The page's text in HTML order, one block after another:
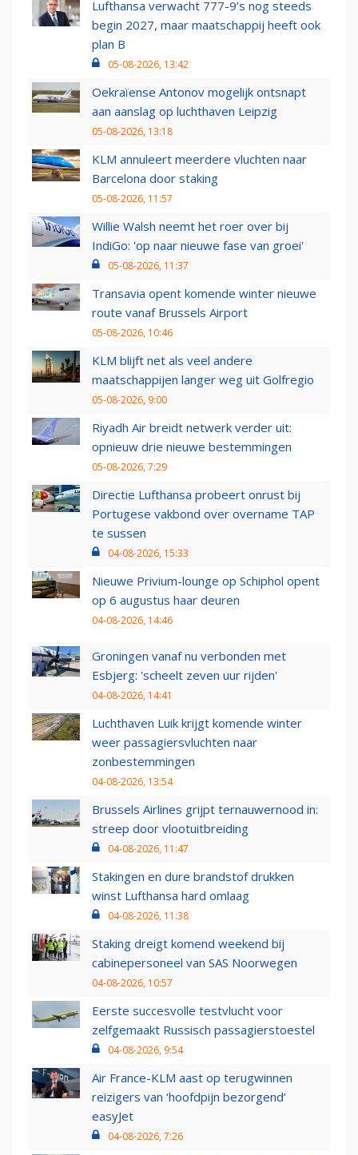
Lufthansa verwacht 777-9’s nog steeds
begin 2027, maar maatschappij heeft ook
plan B
05-08-2026, 13:42
Oekraïense Antonov mogelijk ontsnapt
aan aanslag op luchthaven Leipzig
05-08-2026, 13:18
KLM annuleert meerdere vluchten naar
Barcelona door staking
05-08-2026, 11:57
Willie Walsh neemt het roer over bij
IndiGo: 'op naar nieuwe fase van groei'
05-08-2026, 11:37
Transavia opent komende winter nieuwe
route vanaf Brussels Airport
05-08-2026, 10:46
KLM blijft net als veel andere
maatschappijen langer weg uit Golfregio
05-08-2026, 9:00
Riyadh Air breidt netwerk verder uit:
opnieuw drie nieuwe bestemmingen
05-08-2026, 7:29
Directie Lufthansa probeert onrust bij
Portugese vakbond over overname TAP
te sussen
04-08-2026, 15:33
Nieuwe Privium-lounge op Schiphol opent
op 6 augustus haar deuren
04-08-2026, 14:46
Groningen vanaf nu verbonden met
Esbjerg: 'scheelt zeven uur rijden'
04-08-2026, 14:41
Luchthaven Luik krijgt komende winter
weer passagiersvluchten naar
zonbestemmingen
04-08-2026, 13:54
Brussels Airlines grijpt ternauwernood in:
streep door vlootuitbreiding
04-08-2026, 11:47
Stakingen en dure brandstof drukken
winst Lufthansa hard omlaag
04-08-2026, 11:38
Staking dreigt komend weekend bij
cabinepersoneel van SAS Noorwegen
04-08-2026, 10:57
Eerste succesvolle testvlucht voor
zelfgemaakt Russisch passagierstoestel
04-08-2026, 9:54
Air France-KLM aast op terugwinnen
reizigers van ‘hoofdpijn bezorgend’
easyJet
04-08-2026, 7:26